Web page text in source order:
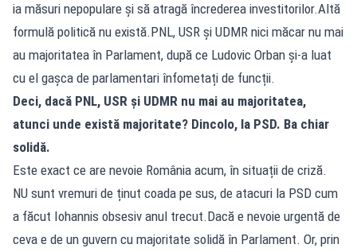
ia măsuri nepopulare și să atragă încrederea investitorilor.Altă
formulă politică nu există.PNL, USR și UDMR nici măcar nu mai
au majoritatea în Parlament, după ce Ludovic Orban și-a luat
cu el gașca de parlamentari înfometați de funcții.
Deci, dacă PNL, USR și UDMR nu mai au majoritatea,
atunci unde există majoritate? Dincolo, la PSD. Ba chiar
solidă.
Este exact ce are nevoie România acum, în situații de criză.
NU sunt vremuri de ținut coada pe sus, de atacuri la PSD cum
a făcut Iohannis obsesiv anul trecut.Dacă e nevoie urgentă de
ceva e de un guvern cu majoritate solidă în Parlament. Or, prin